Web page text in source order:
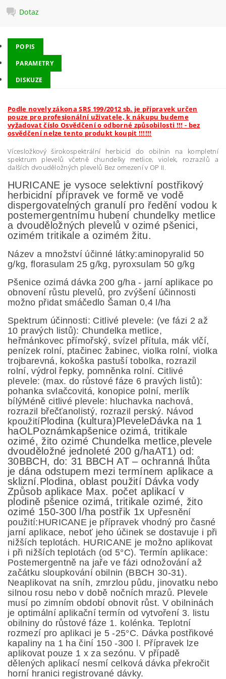
Dotaz
POPIS
PARAMETRY
DISKUZE
Podle novely zákona SRS 199/2012 sb. je přípravek určen
pouze pro profesionální uživatele, k nákupu budeme
vyžadovat číslo Osvědčení o odborné způsobilosti !!! - bez
osvědčení nelze tento produkt koupit !!!!!!
Vícesložkový širokospektrální herbicid do obilnin na kompletní
spektrum plevelů včetně chundelky metlice, violek, rozrazilů a
dalších dvouděložných plevelů Bez omezení v OP II.
HURICANE je vysoce selektivní postřikový
herbicidní přípravek ve formě ve vodě
dispergovatelných granulí pro ředění vodou k
postemergentnímu hubení chundelky metlice
a dvouděložných plevelů v ozimé pšenici,
ozimém tritikale a ozimém žitu.
Název a množství účinné látky:aminopyralid 50
g/kg, florasulam 25g/kg, pyroxsulam 50 g/kg
Pšenice ozimá dávka 200 g/ha - jarní aplikace po
obnovení růstu plevelů, pro zvýšení účinnosti
možno přidat smáčedlo Šaman 0,4 l/ha
Spektrum účinnosti: Citlivé plevele: (ve fázi 2 až
10 pravých listů): Chundelka metlice,
heřmánkovec přímořský, svízel přítula, mák vlčí,
penízek rolní, ptačinec žabinec, violka rolní, violka
trojbarevná, kokoška pastuší tobolka, rozrazil
rolní, výdrol řepky, pomněnka rolní. Citlivé
plevele: (max. do růstové fáze 6 pravých listů):
pohanka svlačcovitá, konopice polní, merlík
bílýMéně citlivé plevele: hluchavka nachová,
rozrazil břečťanolistý, rozrazil perský. Návod
kpoužitíPlodina (kultura)PleveleDávka na 1
haOLPoznámkapšenice ozimá, tritikale
ozimé, žito ozimé Chundelka metlice,plevele
dvouděložné jednoleté 200 g/haAT1) od:
30BBCH, do: 31 BBCHAT–ochranná lhůta
je dána odstupem mezi termínem aplikace a
sklizní.Plodina, oblast použití Dávka vody
Způsob aplikace Max. počet aplikací v
plodině pšeniceozimá,tritikale ozimé, žito
ozimé 150-300 l/ha postřik 1x Upřesnění
použití:HURICANE je přípravek vhodný pro časné
jarní aplikace, neboť jeho účinek se dostavuje i při
nižších teplotách. HURICANE je možno aplikovat
i při nižších teplotách (od 5°C). Termín aplikace:
Postemergentně na jaře ve fázi odnožování až
začátku sloupkování obilnin (BBCH 30-31).
Neaplikovat na sníh, zmrzlou půdu, jinovatku nebo
silnou rosu nebo v době nočních mrazů. Plevele
musí po zimním období obnovit růst. V obilninách
je optimální aplikačnítermín od vytvoření 3. listu
obilniny do růstové fáze 1. kolénka. Teplotní
rozmezí pro aplikaci je 5-25°C. Dávka postřikové
kapaliny na 1 ha činí 150-300 l. Přípravek lze
aplikovat pouze 1 x za sezónu. V případě
dělených aplikací nesmí celková dávka překročit
horní hranici registrované dávky.